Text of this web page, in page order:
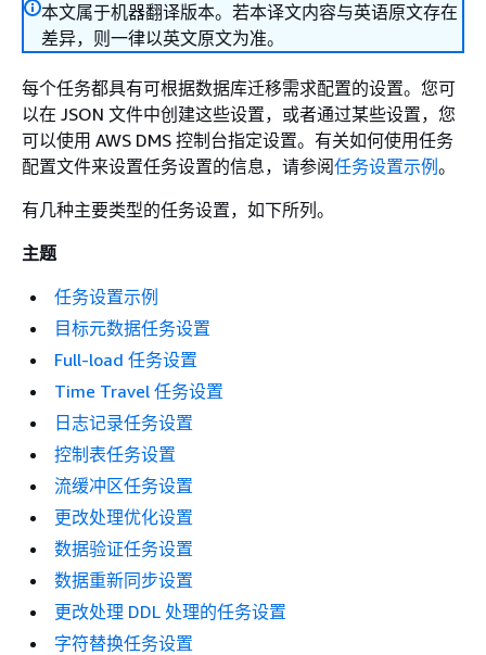
本文属于机器翻译版本。若本译文内容与英语原文存在
差异，则一律以英文原文为准。
每个任务都具有可根据数据库迁移需求配置的设置。您可
以在 JSON 文件中创建这些设置，或者通过某些设置，您
可以使用 AWS DMS 控制台指定设置。有关如何使用任务
配置文件来设置任务设置的信息，请参阅任务设置示例 。
有几种主要类型的任务设置，如下所列。
主题
任务设置示例
目标元数据任务设置
Full-load 任务设置
Time Travel 任务设置
日志记录任务设置
控制表任务设置
流缓冲区任务设置
更改处理优化设置
数据验证任务设置
数据重新同步设置
更改处理 DDL 处理的任务设置
字符替换任务设置